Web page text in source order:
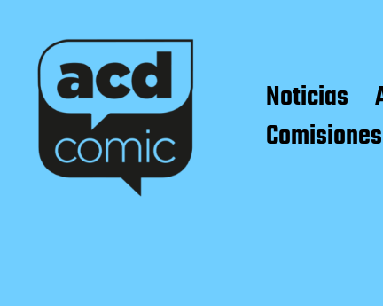
Noticias
Comisiones